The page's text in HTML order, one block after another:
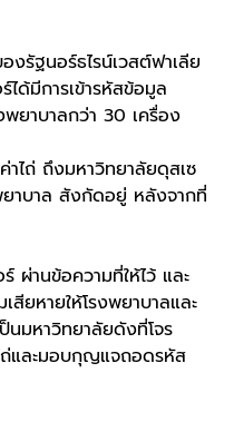
งรัฐนอร์ธไรน์เวสต์ฟาเลีย
ได้มีการเข้ารหัสข้อมูล
พยาบาลกว่า 30 เครื่อง
าไถ่ ถึงมหาวิทยาลัยดุสเซ
าบาล สังกัดอยู่ หลังจากที่
ผ่านข้อความที่ให้ไว้ และ
สียหายให้โรงพยาบาลและ
นมหาวิทยาลัยดังที่โจร
ถ่และมอบกุญแจถอดรหัส